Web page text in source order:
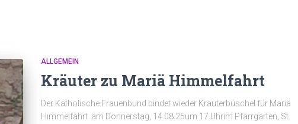
ALLGEMEIN
Kräuter zu Mariä Himmelfahrt
Der Katholische Frauenbund bindet wieder Kräuterbüschel für Mariä
Himmelfahrt. am Donnerstag, 14.08.25um 17 Uhrim Pfarrgarten, St.